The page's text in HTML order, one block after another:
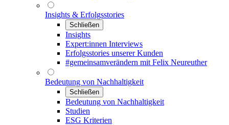
Insights & Erfolgsstories
Schließen
Insights
Expert:innen Interviews
Erfolgsstories unserer Kunden
#gemeinsamverändern mit Felix Neureuther
Bedeutung von Nachhaltigkeit
Schließen
Bedeutung von Nachhaltigkeit
Studien
ESG Kriterien